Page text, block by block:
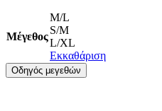
Μέγεθος
M/L
S/M
L/XL
Εκκαθάριση
Οδηγός μεγεθών